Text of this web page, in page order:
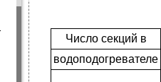
Число секций в
водоподогревателе